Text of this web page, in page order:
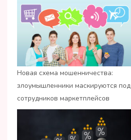
Новая схема мошенничества:
злоумышленники маскируются под
сотрудников маркетплейсов